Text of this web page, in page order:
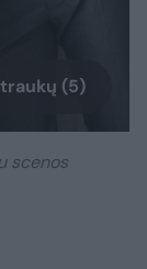
(5)
scenos